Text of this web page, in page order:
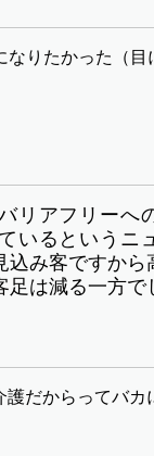
なりたかった（
リアフリーへ
いるというニ
込み客ですから
足は減る一方で
護だからってバ